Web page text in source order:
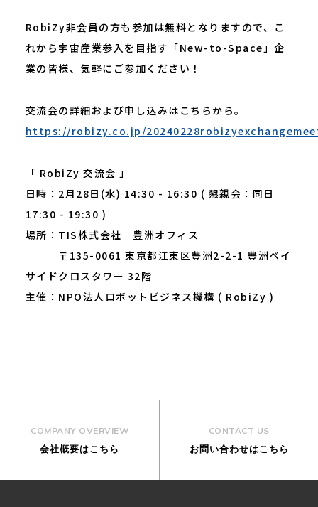
RobiZy非会員の方も参加は無料となりますので、こ
れから宇宙産業参入を目指す「New-to-Space」企
業の皆様、気軽にご参加ください！
交流会の詳細および申し込みはこちらから。
https://robizy.co.jp/
「 RobiZy 交流会 」
日時：2月28日(水) 14:30 - 16:30 ( 懇親会：同日
17:30 - 19:30 )
場所：TIS株式会社 豊洲オフィス
〒135-0061 東京都江東区豊洲2-2-1 豊洲ベイ
サイドクロスタワー 32階
主催：NPO法人ロボットビジネス機構 ( RobiZy )
COMPANY OVERVIEW
会社概要はこちら
CONTACT US
お問い合わせはこちら